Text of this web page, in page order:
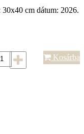
cm dátum: 2026.
Kosárba